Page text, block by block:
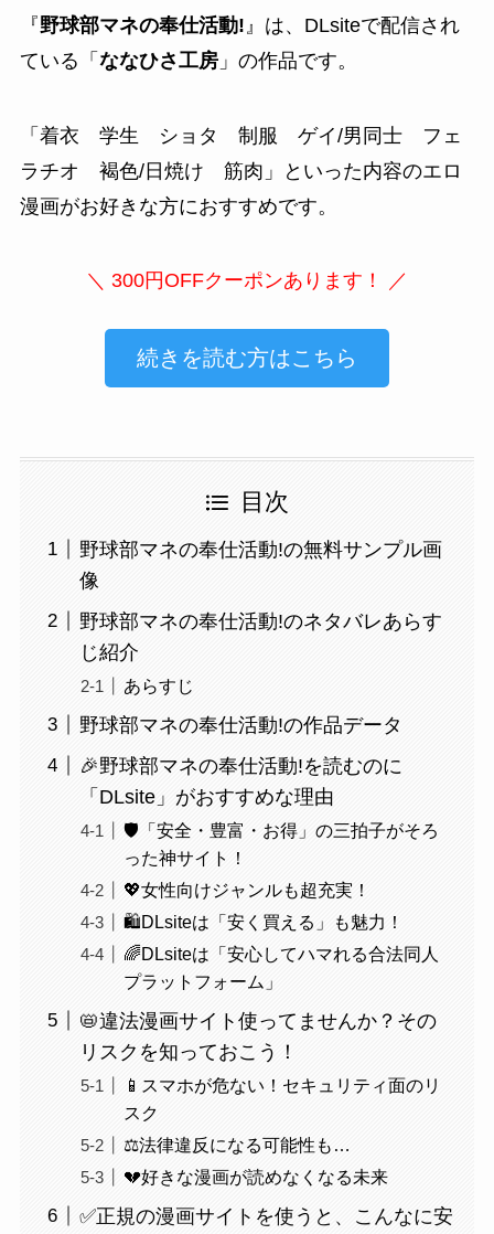
『野球部マネの奉仕活動! 』は、DLsiteで配信され
ている「 ななひさ工房」の作品です。
「 着衣 学生 ショタ 制服 ゲイ/男同士 フェ
ラチオ 褐色/日焼け 筋肉 」といった内容のエロ
漫画がお好きな方におすすめです。
＼ 300円OFFクーポンあります！ ／
続きを読む方はこちら
目次
野球部マネの奉仕活動!の無料サンプル画
像
野球部マネの奉仕活動!のネタバレあらす
じ紹介
あらすじ
野球部マネの奉仕活動!の作品データ
🎉野球部マネの奉仕活動!を読むのに
「DLsite」がおすすめな理由
🛡️「安全・豊富・お得」の三拍子がそろ
った神サイト！
💖女性向けジャンルも超充実！
🛍️DLsiteは「安く買える」も魅力！
🌈DLsiteは「安心してハマれる合法同人
プラットフォーム」
📛違法漫画サイト使ってませんか？その
リスクを知っておこう！
📱スマホが危ない！セキュリティ面のリ
スク
⚖️法律違反になる可能性も…
💔好きな漫画が読めなくなる未来
✅正規の漫画サイトを使うと、こんなに安